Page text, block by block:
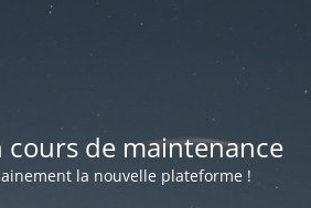
cours de maintenance
la nouvelle plateforme !